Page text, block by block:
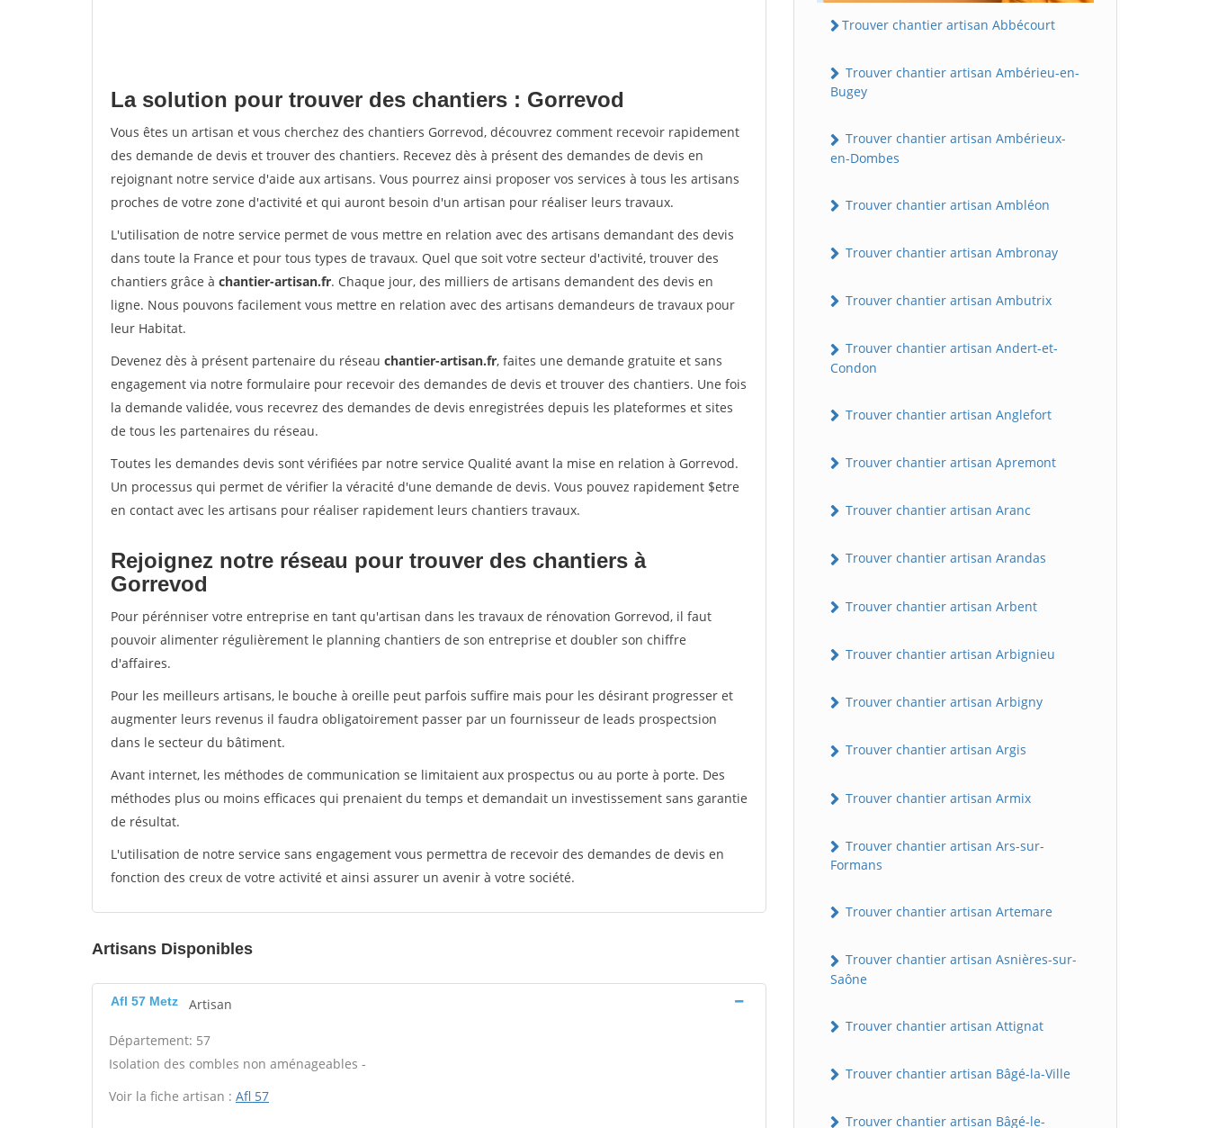
La solution pour trouver des chantiers : Gorrevod
Vous êtes un artisan et vous cherchez des chantiers Gorrevod, découvrez comment recevoir rapidement
des demande de devis et trouver des chantiers. Recevez dès à présent des demandes de devis en
rejoignant notre service d'aide aux artisans. Vous pourrez ainsi proposer vos services à tous les artisans
proches de votre zone d'activité et qui auront besoin d'un artisan pour réaliser leurs travaux.
L'utilisation de notre service permet de vous mettre en relation avec des artisans demandant des devis
dans toute la France et pour tous types de travaux. Quel que soit votre secteur d'activité, trouver des
chantiers grâce à chantier-artisan.fr. Chaque jour, des milliers de artisans demandent des devis en
ligne. Nous pouvons facilement vous mettre en relation avec des artisans demandeurs de travaux pour
leur Habitat.
Devenez dès à présent partenaire du réseau chantier-artisan.fr, faites une demande gratuite et sans
engagement via notre formulaire pour recevoir des demandes de devis et trouver des chantiers. Une fois
la demande validée, vous recevrez des demandes de devis enregistrées depuis les plateformes et sites
de tous les partenaires du réseau.
Toutes les demandes devis sont vérifiées par notre service Qualité avant la mise en relation à Gorrevod.
Un processus qui permet de vérifier la véracité d'une demande de devis. Vous pouvez rapidement $etre
en contact avec les artisans pour réaliser rapidement leurs chantiers travaux.
Rejoignez notre réseau pour trouver des chantiers à
Gorrevod
Pour pérénniser votre entreprise en tant qu'artisan dans les travaux de rénovation Gorrevod, il faut
pouvoir alimenter régulièrement le planning chantiers de son entreprise et doubler son chiffre
d'affaires.
Pour les meilleurs artisans, le bouche à oreille peut parfois suffire mais pour les désirant progresser et
augmenter leurs revenus il faudra obligatoirement passer par un fournisseur de leads prospectsion
dans le secteur du bâtiment.
Avant internet, les méthodes de communication se limitaient aux prospectus ou au porte à porte. Des
méthodes plus ou moins efficaces qui prenaient du temps et demandait un investissement sans garantie
de résultat.
L'utilisation de notre service sans engagement vous permettra de recevoir des demandes de devis en
fonction des creux de votre activité et ainsi assurer un avenir à votre société.
Artisans Disponibles
Afl 57 Metz Artisan
Département: 57
Isolation des combles non aménageables -
Voir la fiche artisan : Afl 57
Trouver chantier artisan Abbécourt
Trouver chantier artisan Ambérieu-en-
Bugey
Trouver chantier artisan Ambérieux-
en-Dombes
Trouver chantier artisan Ambléon
Trouver chantier artisan Ambronay
Trouver chantier artisan Ambutrix
Trouver chantier artisan Andert-et-
Condon
Trouver chantier artisan Anglefort
Trouver chantier artisan Apremont
Trouver chantier artisan Aranc
Trouver chantier artisan Arandas
Trouver chantier artisan Arbent
Trouver chantier artisan Arbignieu
Trouver chantier artisan Arbigny
Trouver chantier artisan Argis
Trouver chantier artisan Armix
Trouver chantier artisan Ars-sur-
Formans
Trouver chantier artisan Artemare
Trouver chantier artisan Asnières-sur-
Saône
Trouver chantier artisan Attignat
Trouver chantier artisan Bâgé-la-Ville
Trouver chantier artisan Bâgé-le-